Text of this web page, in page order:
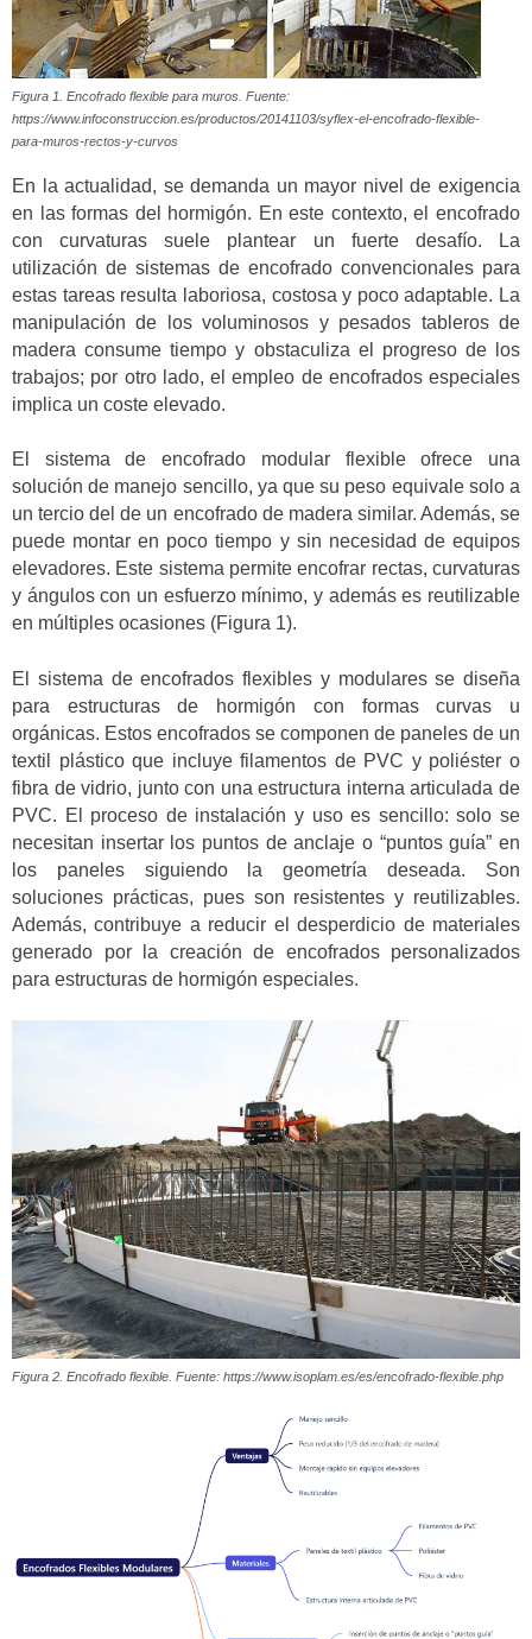
Figura 1. Encofrado flexible para muros. Fuente:
https://www.infoconstruccion.es/productos/20141103/syflex-el-encofrado-flexible-
para-muros-rectos-y-curvos
En la actualidad, se demanda un mayor nivel de exigencia
en las formas del hormigón. En este contexto, el encofrado
con curvaturas suele plantear un fuerte desafío. La
utilización de sistemas de encofrado convencionales para
estas tareas resulta laboriosa, costosa y poco adaptable. La
manipulación de los voluminosos y pesados tableros de
madera consume tiempo y obstaculiza el progreso de los
trabajos; por otro lado, el empleo de encofrados especiales
implica un coste elevado.
El sistema de encofrado modular flexible ofrece una
solución de manejo sencillo, ya que su peso equivale solo a
un tercio del de un encofrado de madera similar. Además, se
puede montar en poco tiempo y sin necesidad de equipos
elevadores. Este sistema permite encofrar rectas, curvaturas
y ángulos con un esfuerzo mínimo, y además es reutilizable
en múltiples ocasiones (Figura 1).
El sistema de encofrados flexibles y modulares se diseña
para estructuras de hormigón con formas curvas u
orgánicas. Estos encofrados se componen de paneles de un
textil plástico que incluye filamentos de PVC y poliéster o
fibra de vidrio, junto con una estructura interna articulada de
PVC. El proceso de instalación y uso es sencillo: solo se
necesitan insertar los puntos de anclaje o “puntos guía” en
los paneles siguiendo la geometría deseada. Son
soluciones prácticas, pues son resistentes y reutilizables.
Además, contribuye a reducir el desperdicio de materiales
generado por la creación de encofrados personalizados
para estructuras de hormigón especiales.
Figura 2. Encofrado flexible. Fuente: https://www.isoplam.es/es/encofrado-flexible.php